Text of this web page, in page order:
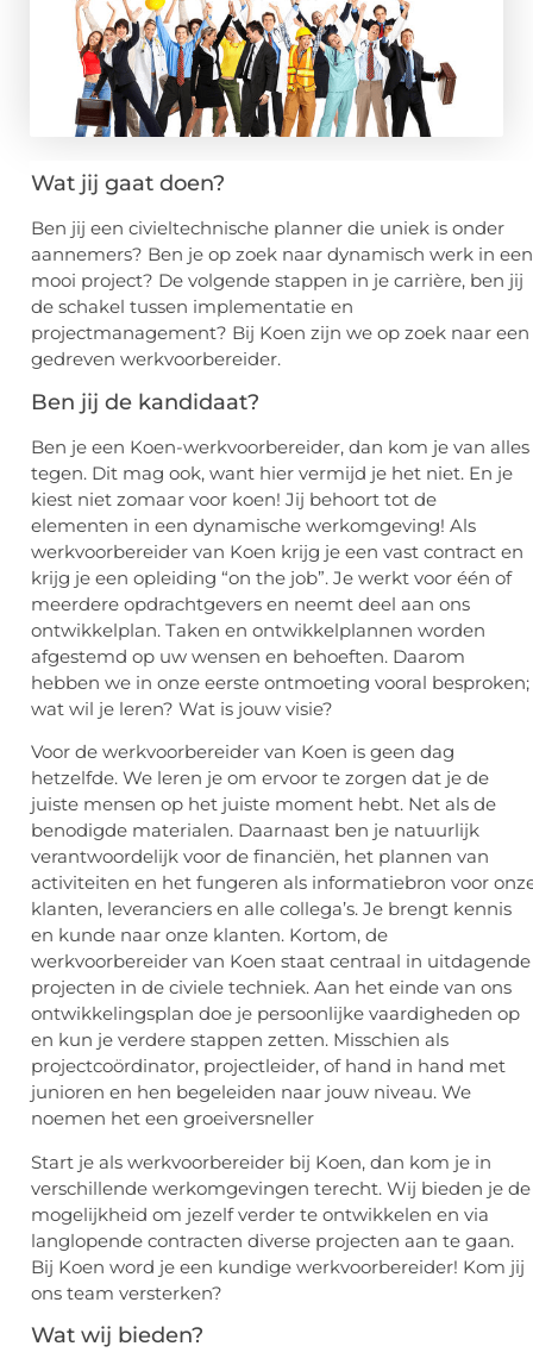
Wat jij gaat doen?
Ben jij een civieltechnische planner die uniek is onder
aannemers? Ben je op zoek naar dynamisch werk in een
mooi project? De volgende stappen in je carrière, ben jij
de schakel tussen implementatie en
projectmanagement? Bij Koen zijn we op zoek naar een
gedreven werkvoorbereider.
Ben jij de kandidaat?
Ben je een Koen-werkvoorbereider, dan kom je van alles
tegen. Dit mag ook, want hier vermijd je het niet. En je
kiest niet zomaar voor koen! Jij behoort tot de
elementen in een dynamische werkomgeving! Als
werkvoorbereider van Koen krijg je een vast contract en
krijg je een opleiding “on the job”. Je werkt voor één of
meerdere opdrachtgevers en neemt deel aan ons
ontwikkelplan. Taken en ontwikkelplannen worden
afgestemd op uw wensen en behoeften. Daarom
hebben we in onze eerste ontmoeting vooral besproken;
wat wil je leren? Wat is jouw visie?
Voor de werkvoorbereider van Koen is geen dag
hetzelfde. We leren je om ervoor te zorgen dat je de
juiste mensen op het juiste moment hebt. Net als de
benodigde materialen. Daarnaast ben je natuurlijk
verantwoordelijk voor de financiën, het plannen van
activiteiten en het fungeren als informatiebron voor
klanten, leveranciers en alle collega’s. Je brengt kennis
en kunde naar onze klanten. Kortom, de
werkvoorbereider van Koen staat centraal in uitdagende
projecten in de civiele techniek. Aan het einde van ons
ontwikkelingsplan doe je persoonlijke vaardigheden op
en kun je verdere stappen zetten. Misschien als
projectcoördinator, projectleider, of hand in hand met
junioren en hen begeleiden naar jouw niveau. We
noemen het een groeiversneller
Start je als werkvoorbereider bij Koen, dan kom je in
verschillende werkomgevingen terecht. Wij bieden je de
mogelijkheid om jezelf verder te ontwikkelen en via
langlopende contracten diverse projecten aan te gaan.
Bij Koen word je een kundige werkvoorbereider! Kom jij
ons team versterken?
Wat wij bieden?